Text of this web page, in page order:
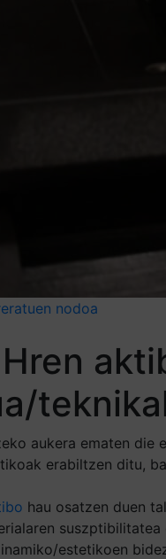
nodoa
aukera ematen die
erabiltzen ditu,
hau osatzen duen
estetikoen